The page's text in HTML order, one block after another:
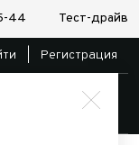
44 Тест-драйв
Регистрация